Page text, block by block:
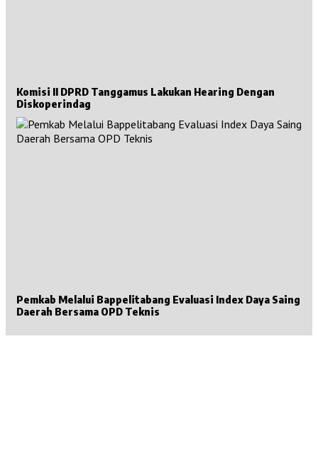
Komisi II DPRD Tanggamus Lakukan Hearing Dengan
Diskoperindag
Pemkab Melalui Bappelitabang Evaluasi Index Daya Saing
Daerah Bersama OPD Teknis